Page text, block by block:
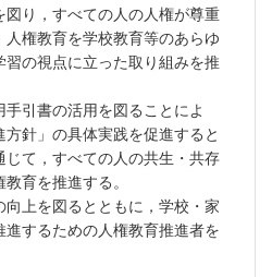
り，すべての人の人権が尊重
権教育を学校教育等のあらゆ
の視点に立った取り組みを推
引書の活用を図ることによ
針」の具体実践を促進すると
て，すべての人の共生・共存
育を推進する。
上を図るとともに，学校・家
するための人権教育推進者を